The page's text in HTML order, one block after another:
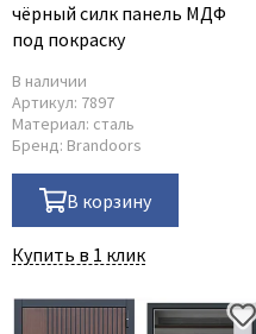
чёрный силк панель МДФ
под покраску
В наличии
Артикул: 7897
Материал: сталь
Бренд: Brandoors
В корзину
Купить в 1 клик